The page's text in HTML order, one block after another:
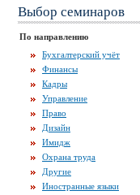
Выбор семинаров
По направлению
Бухгалтерский учёт
Финансы
Кадры
Управление
Право
Дизайн
Имидж
Охрана труда
Другие
Иностранные языки